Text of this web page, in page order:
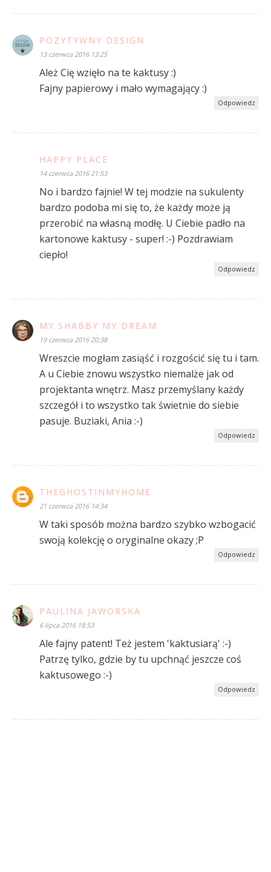
POZYTYWNY DESIGN
13 czerwca 2016 13:25
Ależ Cię wzięło na te kaktusy :)
Fajny papierowy i mało wymagający :)
Odpowiedz
HAPPY PLACE
14 czerwca 2016 21:53
No i bardzo fajnie! W tej modzie na sukulenty
bardzo podoba mi się to, że każdy może ją
przerobić na własną modłę. U Ciebie padło na
kartonowe kaktusy - super! :-) Pozdrawiam
ciepło!
Odpowiedz
MY SHABBY MY DREAM
19 czerwca 2016 20:38
Wreszcie mogłam zasiąść i rozgościć się tu i tam.
A u Ciebie znowu wszystko niemalże jak od
projektanta wnętrz. Masz przemyślany każdy
szczegół i to wszystko tak świetnie do siebie
pasuje. Buziaki, Ania :-)
Odpowiedz
THEGHOSTINMYHOME
21 czerwca 2016 14:34
W taki sposób można bardzo szybko wzbogacić
swoją kolekcję o oryginalne okazy ;P
Odpowiedz
PAULINA JAWORSKA
6 lipca 2016 18:53
Ale fajny patent! Też jestem 'kaktusiarą' :-)
Patrzę tylko, gdzie by tu upchnąć jeszcze coś
kaktusowego :-)
Odpowiedz